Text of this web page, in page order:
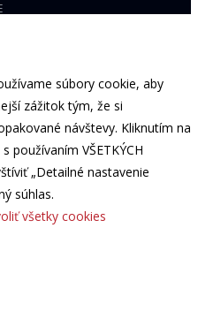
súbory cookie, aby
zážitok tým, že si
návštevy. Kliknutím na
používaním VŠETKÝCH
„Detailné nastavenie
súhlas.
všetky cookies